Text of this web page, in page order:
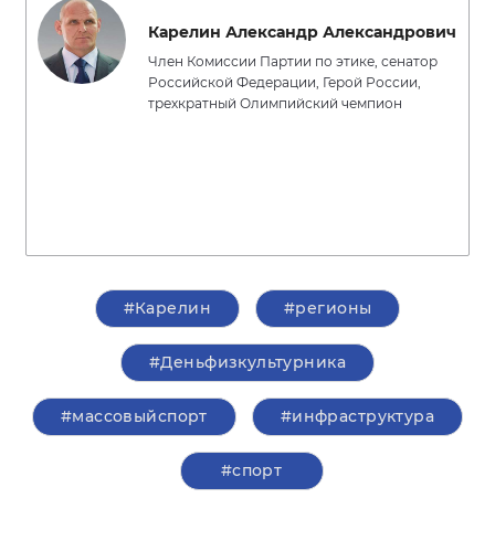
Карелин Александр Александрович
Член Комиссии Партии по этике, сенатор
Российской Федерации, Герой России,
трехкратный Олимпийский чемпион
#Карелин #регионы
#Деньфизкультурника
#массовыйспорт #инфраструктура
#спорт